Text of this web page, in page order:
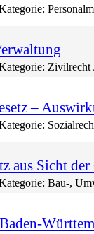
Zivilrecht
–
aus Sicht der
Bau-,